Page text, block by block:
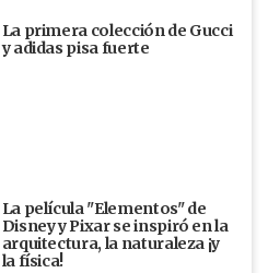
La primera colección de Gucci
y adidas pisa fuerte
La película "Elementos" de
Disney y Pixar se inspiró en la
arquitectura, la naturaleza ¡y
la física!